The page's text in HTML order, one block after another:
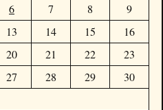
6 7 8
9
13 14 15
16
20 21 22
23
27 28 29
30